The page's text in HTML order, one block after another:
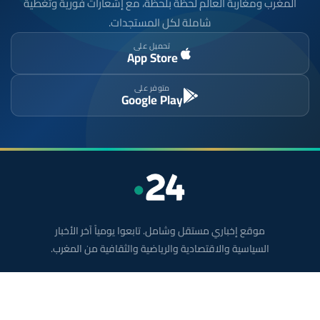
شاملة لكل المستجدات.
تحميل على
App Store
متوفر على
Google Play
موقع إخباري مستقل وشامل. تابعوا يومياً آخر الأخبار
السياسية والاقتصادية والرياضية والثقافية من المغرب.